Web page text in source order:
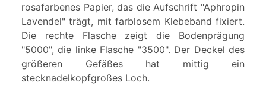
rosafarbenes Papier, das die Aufschrift "Aphropin
Lavendel" trägt, mit farblosem Klebeband fixiert.
Die rechte Flasche zeigt die Bodenprägung
"5000", die linke Flasche "3500". Der Deckel des
größeren Gefäßes hat mittig ein
stecknadelkopfgroßes Loch.